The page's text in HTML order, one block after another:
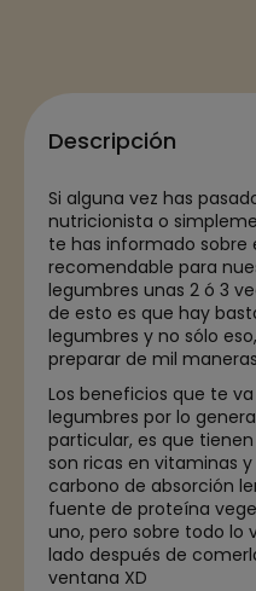
Descripción
Si alguna vez has
nutricionista o
te has informado sobre
recomendable para
legumbres unas 2 ó 3
de esto es que hay
legumbres y no sólo
preparar de mil
Los beneficios que te
legumbres por lo
particular, es que
son ricas en vitaminas
carbono de absorción
fuente de proteína
uno, pero sobre todo lo
lado después de
ventana XD